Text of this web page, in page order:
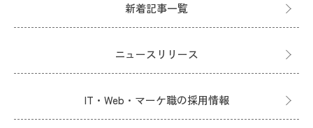
新着記事一覧
ニュースリリース
IT・Web・マーケ職の採用情報